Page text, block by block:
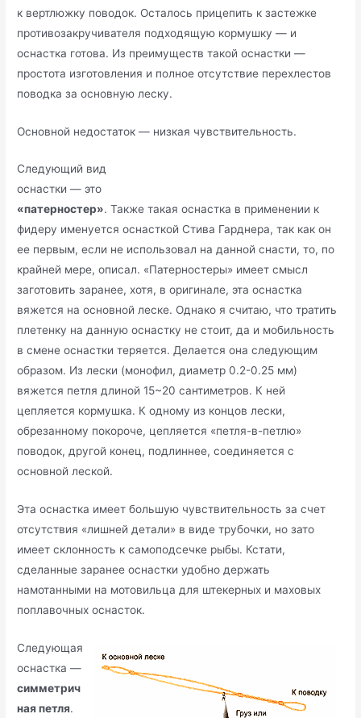
к вертлюжку поводок. Осталось прицепить к застежке
противозакручивателя подходящую кормушку — и
оснастка готова. Из преимуществ такой оснастки —
простота изготовления и полное отсутствие перехлестов
поводка за основную леску.
Основной недостаток — низкая чувствительность.
Следующий вид
оснастки — это
«патерностер». Также такая оснастка в применении к
фидеру именуется оснасткой Стива Гарднера, так как он
ее первым, если не использовал на данной снасти, то, по
крайней мере, описал. «Патерностеры» имеет смысл
заготовить заранее, хотя, в оригинале, эта оснастка
вяжется на основной леске. Однако я считаю, что тратить
плетенку на данную оснастку не стоит, да и мобильность
в смене оснастки теряется. Делается она следующим
образом. Из лески (монофил, диаметр 0.2-0.25 мм)
вяжется петля длиной 15~20 сантиметров. К ней
цепляется кормушка. К одному из концов лески,
обрезанному покороче, цепляется «петля-в-петлю»
поводок, другой конец, подлиннее, соединяется с
основной леской.
Эта оснастка имеет большую чувствительность за счет
отсутствия «лишней детали» в виде трубочки, но зато
имеет склонность к самоподсечке рыбы. Кстати,
сделанные заранее оснастки удобно держать
намотанными на мотовильца для штекерных и маховых
поплавочных оснасток.
Следующая
оснастка —
симметрич
ная петля.